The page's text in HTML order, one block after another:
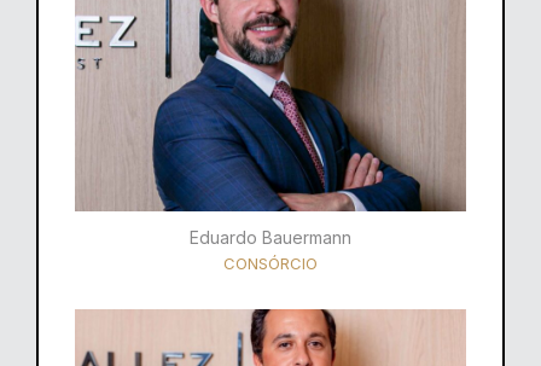
Eduardo Bauermann
CONSÓRCIO